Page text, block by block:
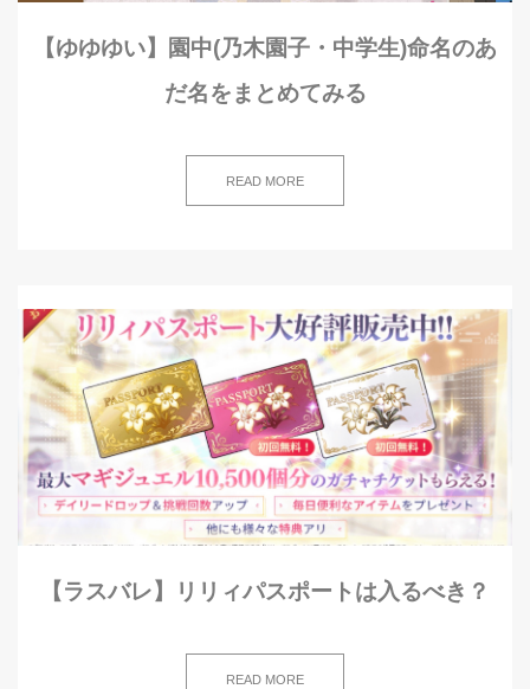
【ゆゆゆい】園中(乃木園子・中学生)命名のあ
だ名をまとめてみる
READ MORE
【ラスバレ】リリィパスポートは入るべき？
READ MORE